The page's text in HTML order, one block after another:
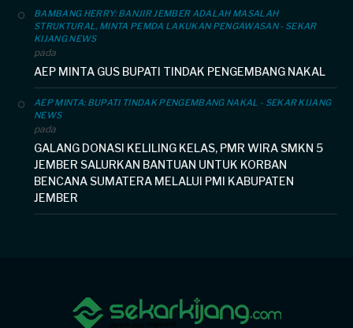
BAMBANG HERRY: BANJIR JEMBER ADALAH MASALAH
STRUKTURAL, MINTA PEMDA LAKUKAN PENGAWASAN - SEKAR
KIJANG NEWS
pada
AEP MINTA GUS BUPATI TINDAK PENGEMBANG NAKAL
AEP MINTA: BUPATI TINDAK PENGEMBANG NAKAL - SEKAR KIJANG
NEWS
pada
GALANG DONASI KELILING KELAS, PMR WIRA SMKN 5
JEMBER SALURKAN BANTUAN UNTUK KORBAN
BENCANA SUMATERA MELALUI PMI KABUPATEN
JEMBER